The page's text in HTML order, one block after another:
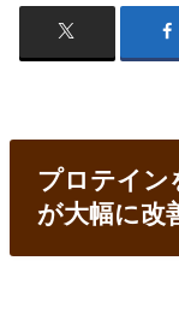
プロテイン
が大幅に改